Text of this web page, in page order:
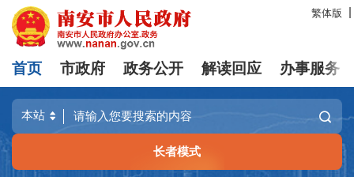
繁体版
首页 市政府 政务公开 解读回应 办事服务
长者模式